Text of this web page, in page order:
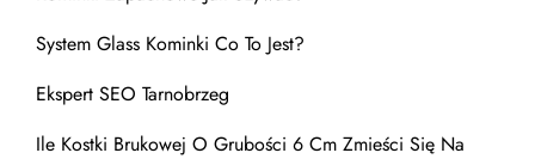
System Glass Kominki Co To Jest?
Ekspert SEO Tarnobrzeg
Ile Kostki Brukowej O Grubości 6 Cm Zmieści Się Na